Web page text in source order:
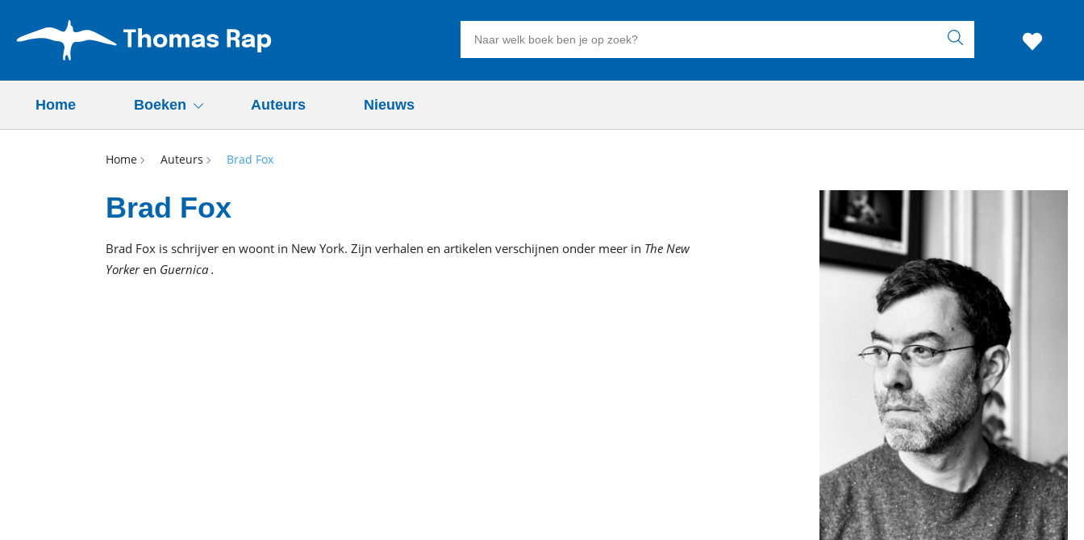
Zoeken
Home Boeken Auteurs Nieuws
Home Auteurs Brad Fox
Brad Fox
Brad Fox is schrijver en woont in New York. Zijn verhalen en artikelen verschijnen onder meer in The New
Yorkeren Guernica .